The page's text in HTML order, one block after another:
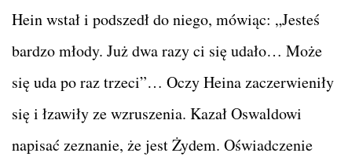
Hein wstał i podszedł do niego, mówiąc: „Jesteś
bardzo młody. Już dwa razy ci się udało… Może
się uda po raz trzeci”… Oczy Heina zaczerwieniły
się i łzawiły ze wzruszenia. Kazał Oswaldowi
napisać zeznanie, że jest Żydem. Oświadczenie